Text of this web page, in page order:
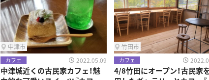
中津市
カフェ 2022.05.09
中津城近くの古民家カフェ！魅
竹田市
カフェ
4/8竹田にオープン！古民家